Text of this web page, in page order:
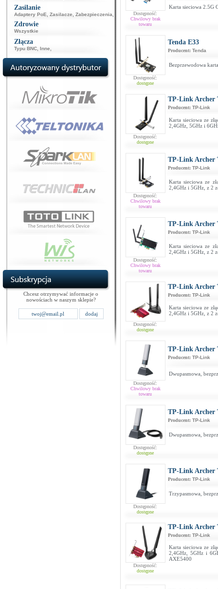
Zasilanie
Adaptery PoE Zasilacze Zabezpieczenia
Zdrowie
Wszystkie
Złącza
Typu BNC Inne
Chcesz otrzymywać informacje o
nowościach w naszym sklepie?
Dostępność:
Chwilowy brak
towaru
Karta sieciowa 2.5G
Dostępność:
dostępne
Tenda E33
Producent: Tenda
Bezprzewodowa
Dostępność:
dostępne
TP-Link Archer
Producent: TP-Link
Karta sieciowa ze
2,4GHz, 5GHz i
Dostępność:
Chwilowy brak
towaru
TP-Link Archer
Producent: TP-Link
Karta sieciowa ze
2,4GHz i 5GHz, z 2
Dostępność:
Chwilowy brak
towaru
TP-Link Archer
Producent: TP-Link
Karta sieciowa ze
2,4GHz i 5GHz, z 2
Dostępność:
dostępne
TP-Link Archer
Producent: TP-Link
Karta sieciowa ze
2,4GHz i 5GHz, z 2
Dostępność:
Chwilowy brak
towaru
TP-Link Archer
Producent: TP-Link
Dwupasmowa,
Dostępność:
dostępne
TP-Link Archer
Producent: TP-Link
Dwupasmowa,
Dostępność:
dostępne
TP-Link Archer
Producent: TP-Link
Trzypasmowa,
Dostępność:
dostępne
TP-Link Archer
Producent: TP-Link
Karta sieciowa ze
2,4GHz, 5GHz i
AXE5400